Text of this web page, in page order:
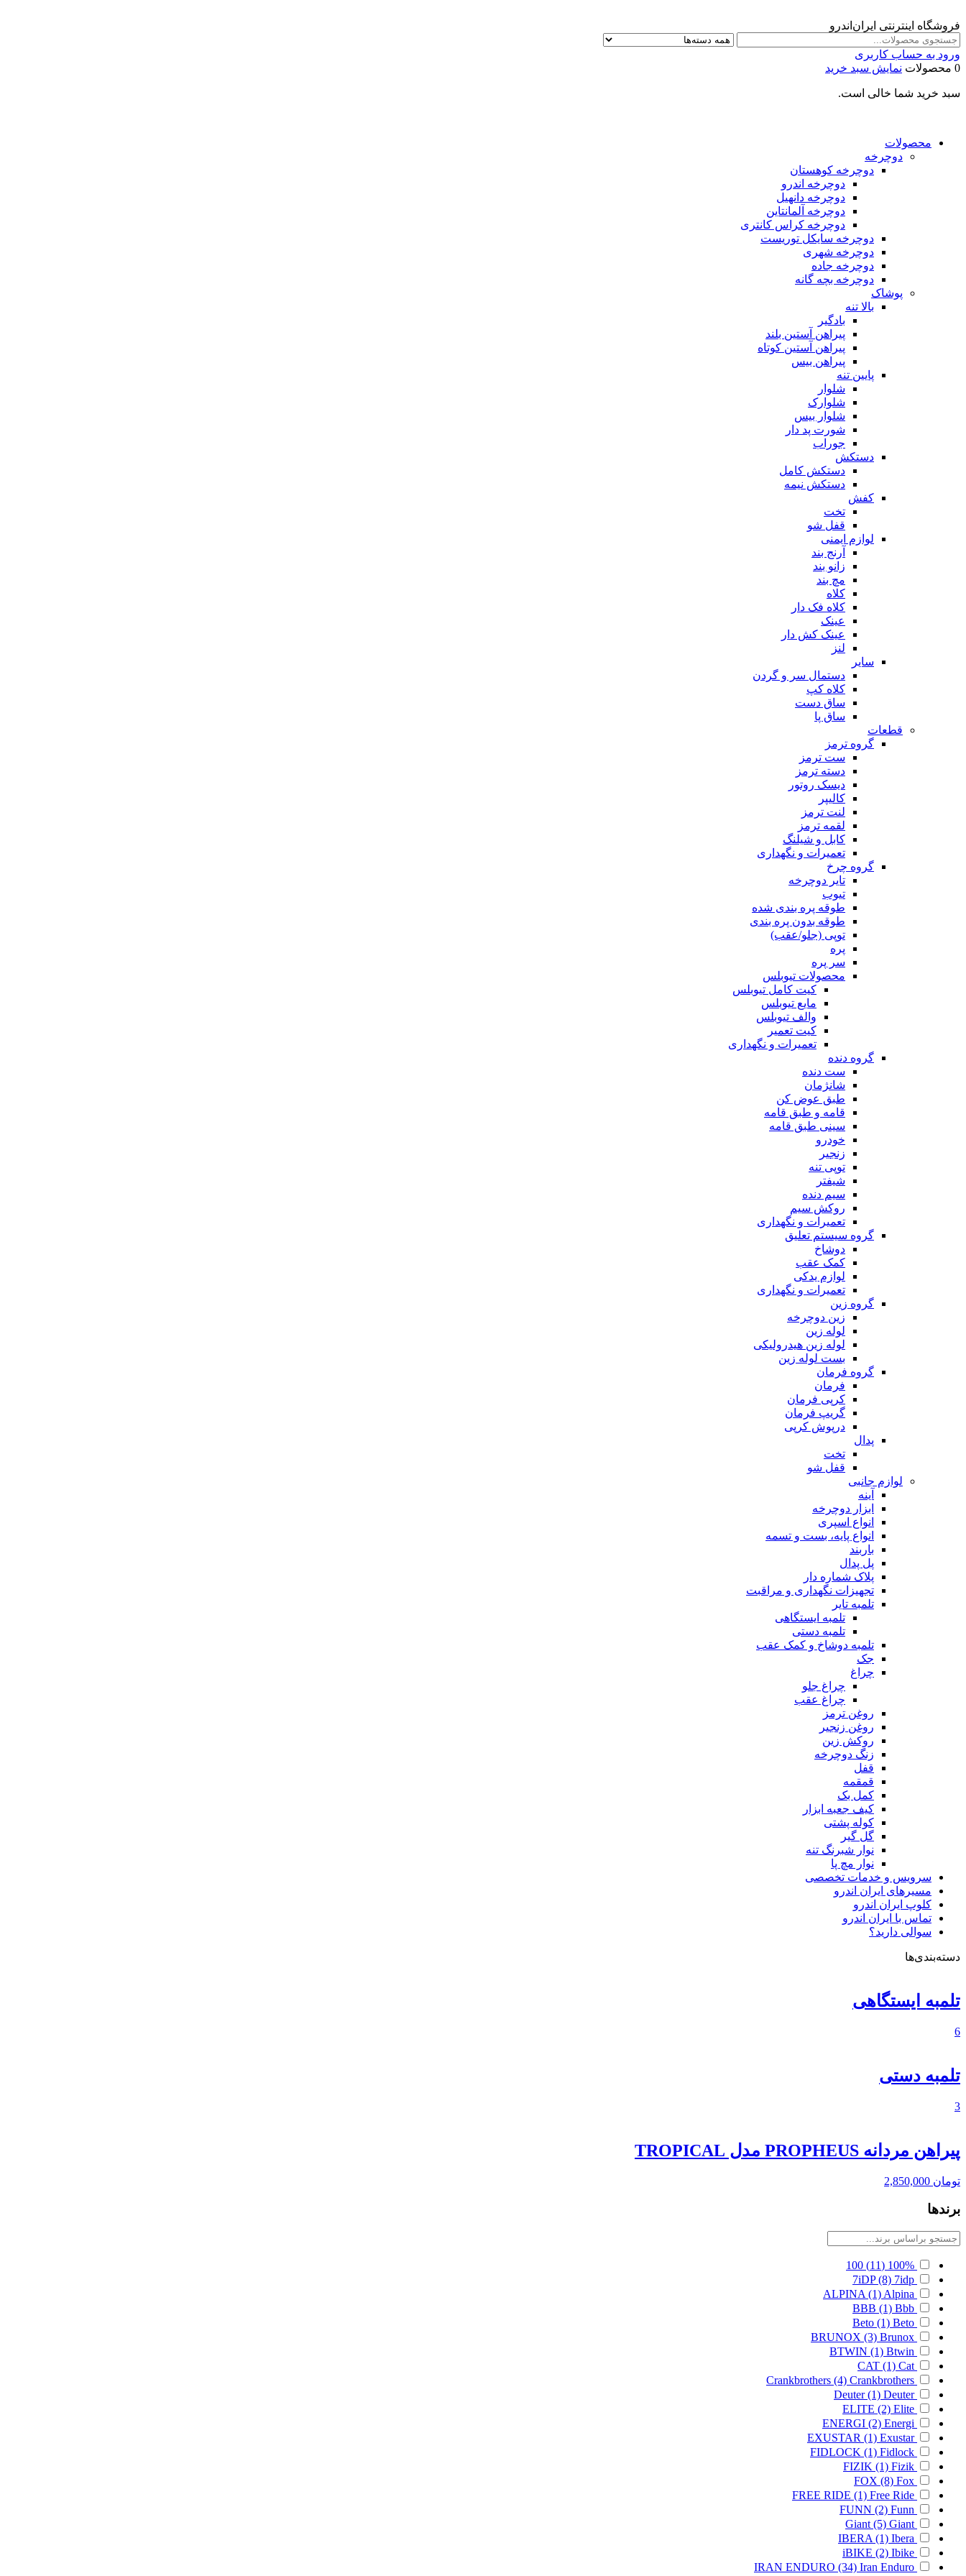
فروشگاه اینترنتی ایران‌اندرو
ورود به حساب کاربری
0 محصولات
نمایش سبد خرید
سبد خرید شما خالی است.
محصولات
دوچرخه
دوچرخه کوهستان
دوچرخه اندرو
دوچرخه دانهیل
دوچرخه آلمانتاین
دوچرخه کراس کانتری
دوچرخه سایکل توریست
دوچرخه شهری
دوچرخه جاده
دوچرخه بچه گانه
پوشاک
بالا تنه
بادگیر
پیراهن آستین بلند
پیراهن آستین کوتاه
پیراهن بیس
پایین تنه
شلوار
شلوارک
شلوار بیس
شورت پد دار
جوراب
دستکش
دستکش کامل
دستکش نیمه
کفش
تخت
قفل شو
لوازم ایمنی
آرنج بند
زانو بند
مچ بند
کلاه
کلاه فک دار
عینک
عینک کش دار
لنز
سایر
دستمال سر و گردن
کلاه کپ
ساق دست
ساق پا
قطعات
گروه ترمز
ست ترمز
دسته ترمز
دیسک روتور
کالیپر
لنت ترمز
لقمه ترمز
کابل و شیلنگ
تعمیرات و نگهداری
گروه چرخ
تایر دوچرخه
تیوب
طوقه پره بندی شده
طوقه بدون پره بندی
توپی (جلو/عقب)
پره
سر پره
محصولات تیوبلس
کیت کامل تیوبلس
مایع تیوبلس
والف تیوبلس
کیت تعمیر
تعمیرات و نگهداری
گروه دنده
ست دنده
شانژمان
طبق عوض کن
قامه و طبق قامه
سینی طبق قامه
خودرو
زنجیر
توپی تنه
شیفتر
سیم دنده
روکش سیم
تعمیرات و نگهداری
گروه سیستم تعلیق
دوشاخ
کمک عقب
لوازم یدکی
تعمیرات و نگهداری
گروه زین
زین دوچرخه
لوله زین
لوله زین هیدرولیکی
بست لوله زین
گروه فرمان
فرمان
کرپی فرمان
گریپ فرمان
درپوش کرپی
پدال
تخت
قفل شو
لوازم جانبی
آینه
ابزار دوچرخه
انواع اسپری
انواع پایه، بست و تسمه
باربند
پل پدال
پلاک شماره دار
تجهیزات نگهداری و مراقبت
تلمبه تایر
تلمبه ایستگاهی
تلمبه دستی
تلمبه دوشاخ و کمک عقب
جک
چراغ
چراغ جلو
چراغ عقب
روغن ترمز
روغن زنجیر
روکش زین
زنگ دوچرخه
قفل
قمقمه
کمل بک
کیف جعبه ابزار
کوله پشتی
گل گیر
نوار شبرنگ تنه
نوار مچ پا
سرویس و خدمات تخصصی
مسیرهای ایران اندرو
کلوپ ایران اندرو
تماس با ایران اندرو
سوالی دارید؟
دسته‌بندی‌ها
تلمبه ایستگاهی
6
تلمبه دستی
3
پیراهن مردانه PROPHEUS مدل TROPICAL
تومان
برندها
100%
(11)
100
7iDP (8) 7idp
ALPINA (1) Alpina
BBB (1) Bbb
Beto (1) Beto
BRUNOX (3) Brunox
BTWIN (1) Btwin
CAT (1) Cat
Crankbrothers (4) Crankbrothers
Deuter (1) Deuter
ELITE (2) Elite
ENERGI (2) Energi
EXUSTAR (1) Exustar
FIDLOCK (1) Fidlock
FIZIK (1) Fizik
FOX (8) Fox
FREE RIDE (1) Free Ride
FUNN (2) Funn
Giant (5) Giant
IBERA (1) Ibera
iBIKE (2) Ibike
IRAN ENDURO (34) Iran Enduro